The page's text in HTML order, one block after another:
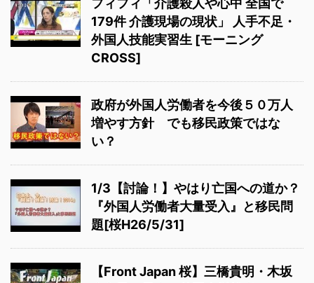
フィフィ「介護殺人や心中 全国で
179件 介護現場の現状」 人手不足・
外国人技能実習生 [モーニング
CROSS]
政府が外国人労働者を今後５０万人
増やす方針 でも移民政策ではな
い？
1/3【討論！】やはり亡国への道か？
『外国人労働者大量受入』と移民問
題[桜H26/5/31]
【Front Japan 桜】三橋貴明・木坂